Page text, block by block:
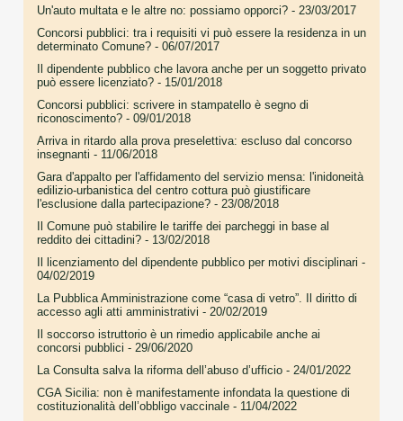
Un'auto multata e le altre no: possiamo opporci? - 23/03/2017
Concorsi pubblici: tra i requisiti vi può essere la residenza in un
determinato Comune? - 06/07/2017
Il dipendente pubblico che lavora anche per un soggetto privato
può essere licenziato? - 15/01/2018
Concorsi pubblici: scrivere in stampatello è segno di
riconoscimento? - 09/01/2018
Arriva in ritardo alla prova preselettiva: escluso dal concorso
insegnanti - 11/06/2018
Gara d'appalto per l'affidamento del servizio mensa: l'inidoneità
edilizio-urbanistica del centro cottura può giustificare
l'esclusione dalla partecipazione? - 23/08/2018
Il Comune può stabilire le tariffe dei parcheggi in base al
reddito dei cittadini? - 13/02/2018
Il licenziamento del dipendente pubblico per motivi disciplinari -
04/02/2019
La Pubblica Amministrazione come “casa di vetro”. Il diritto di
accesso agli atti amministrativi - 20/02/2019
Il soccorso istruttorio è un rimedio applicabile anche ai
concorsi pubblici - 29/06/2020
La Consulta salva la riforma dell’abuso d’ufficio - 24/01/2022
CGA Sicilia: non è manifestamente infondata la questione di
costituzionalità dell’obbligo vaccinale - 11/04/2022